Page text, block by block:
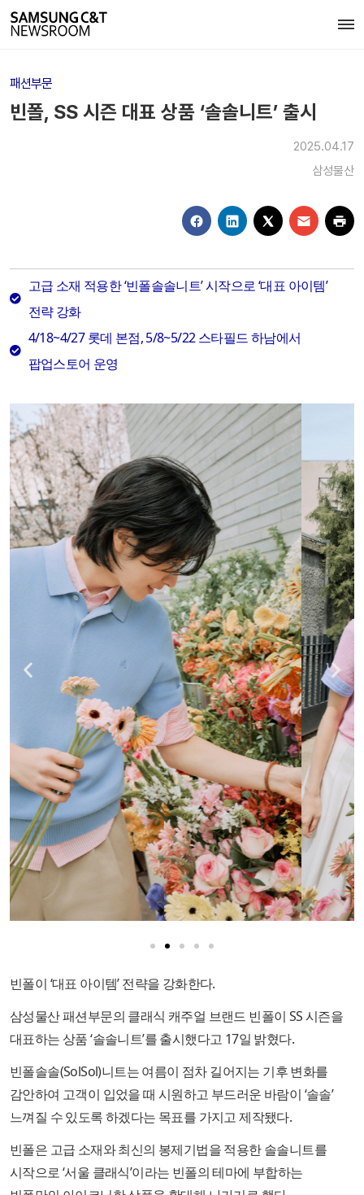
패션부문
빈폴, SS 시즌 대표 상품 ‘솔솔니트’ 출시
2025.04.17
삼성물산
고급 소재 적용한 ‘빈폴솔솔니트’ 시작으로 ‘대표 아이템’
전략 강화
4/18~4/27 롯데 본점, 5/8~5/22 스타필드 하남에서
팝업스토어 운영
빈폴이 ‘대표 아이템’ 전략을 강화한다.
삼성물산 패션부문의 클래식 캐주얼 브랜드 빈폴이 SS 시즌을
대표하는 상품 ‘솔솔니트’를 출시했다고 17일 밝혔다.
빈폴솔솔(SolSol)니트는 여름이 점차 길어지는 기후 변화를
감안하여 고객이 입었을 때 시원하고 부드러운 바람이 ‘솔솔’
느껴질 수 있도록 하겠다는 목표를 가지고 제작됐다.
빈폴은 고급 소재와 최신의 봉제기법을 적용한 솔솔니트를
시작으로 ‘서울 클래식’이라는 빈폴의 테마에 부합하는